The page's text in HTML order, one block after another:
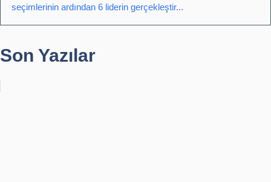
seçimlerinin ardından 6 liderin gerçekleştir...
Son Yazılar